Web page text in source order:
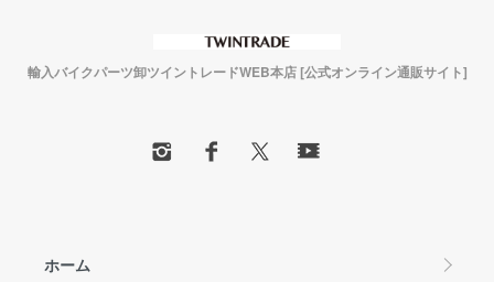
輸入バイクパーツ卸ツイントレードWEB本店 [公式オンライン通販サイト]
ホーム